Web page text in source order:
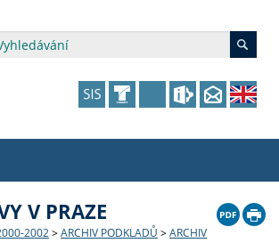
V PRAZE
2002> ARCHIV PODKLADŮ > ARCHIV